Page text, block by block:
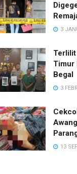
3
Terlilit
Timur
Begal
3
13